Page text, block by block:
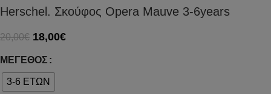
Herschel. Σκούφος Opera Mauve 3-6years
20,00€ 18,00€
ΜΈΓΕΘΟΣ
3-6 ΕΤΩΝ